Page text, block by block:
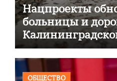
Нацпроекты
больницы и
ОБЩЕСТВО